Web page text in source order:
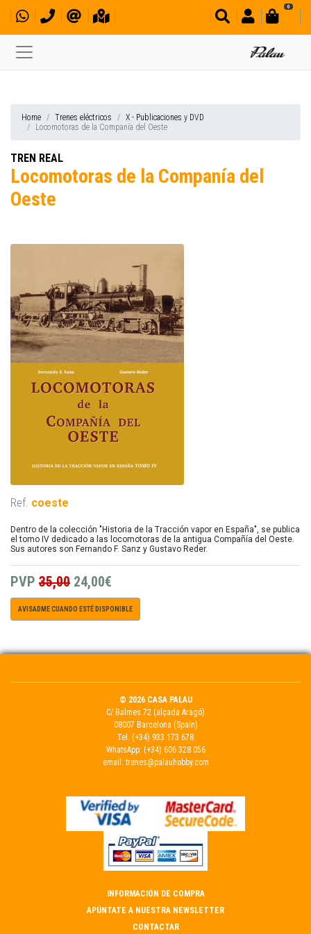
0
Home Trenes eléctricos
X - Publicaciones y DVD
Locomotoras de la Companía del Oeste
TREN REAL
Locomotoras de la Companía del
Oeste
Ref. coeste
Dentro de la colección "Historia de la Tracción vapor en España", se publica
el tomo IV dedicado a las locomotoras de la antigua Compañía del Oeste.
Sus autores son Fernando F. Sanz y Gustavo Reder.
PVP 35,00 24,00€
AVISADME CUANDO ESTÉ DISPONIBLE
© 2026 CASA PALAU
C/ Balmes 72 (alçada Aragó)
08007 Barcelona (Spain)
Tel. (+34) 933 173 678
WhatsApp: (+34) 606 328 056
email: trenes@palauhobby.com
INFORMACIÓN DE COMPRA
APÚNTATE A NUESTRA NEWSLETTER
CONTACTAR